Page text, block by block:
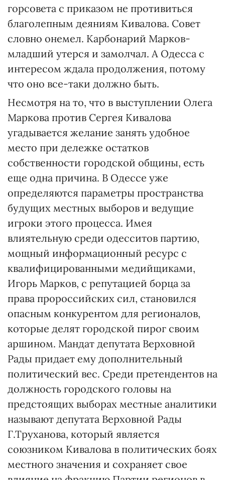
горсовета с приказом не противиться
благолепным деяниям Кивалова. Совет
словно онемел. Карбонарий Марков-
младший утерся и замолчал. А Одесса с
интересом ждала продолжения, потому
что оно все-таки должно быть.
Несмотря на то, что в выступлении Олега
Маркова против Сергея Кивалова
угадывается желание занять удобное
место при дележке остатков
собственности городской общины, есть
еще одна причина. В Одессе уже
определяются параметры пространства
будущих местных выборов и ведущие
игроки этого процесса. Имея
влиятельную среди одесситов партию,
мощный информационный ресурс с
квалифицированными медийщиками,
Игорь Марков, с репутацией борца за
права пророссийских сил, становился
опасным конкурентом для регионалов,
которые делят городской пирог своим
аршином. Мандат депутата Верховной
Рады придает ему дополнительный
политический вес. Среди претендентов на
должность городского головы на
предстоящих выборах местные аналитики
называют депутата Верховной Рады
Г.Труханова, который является
союзником Кивалова в политических боях
местного значения и сохраняет свое